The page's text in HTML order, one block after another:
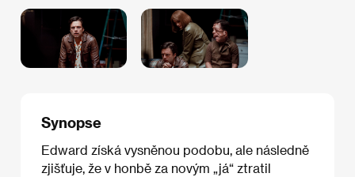
Synopse
Edward získá vysněnou podobu, ale následně
zjišťuje, že v honbě za novým „já“ ztratil